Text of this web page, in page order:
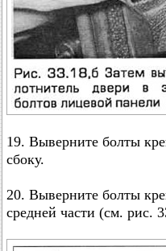
19. Выверните болты
сбоку.
20. Выверните болты
средней части (см. рис.